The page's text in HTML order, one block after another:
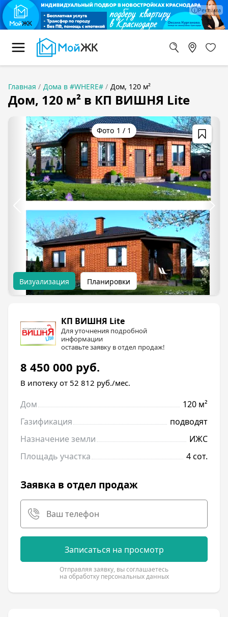
Главная Дома в #WHERE# Дом, 120 м²
Дом, 120 м² в КП ВИШНЯ Lite
1 / 1
Визуализация Планировки
КП ВИШНЯ Lite
Для уточнения подробной
информации
оставьте заявку в отдел продаж!
8 450 000 руб.
В ипотеку от 52 812 руб./мес.
Дом
120 м²
Газификация
подводят
Назначение земли
ИЖС
Площадь участка
4 сот.
Заявка в отдел продаж
Записаться на просмотр
Отправляя заявку, вы соглашаетесь
на обработку персональных данных